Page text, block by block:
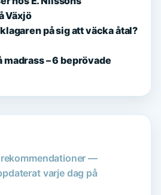
Växjö
på sig att väcka åtal?
madrass – 6 beprövade
—
varje dag på